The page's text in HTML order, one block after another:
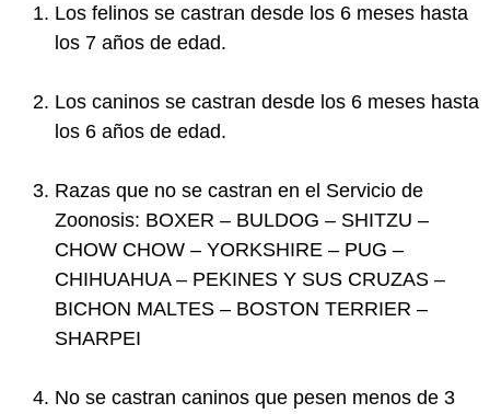
Los felinos se castran desde los 6 meses hasta
los 7 años de edad.
Los caninos se castran desde los 6 meses hasta
los 6 años de edad.
Razas que no se castran en el Servicio de
Zoonosis: BOXER – BULDOG – SHITZU –
CHOW CHOW – YORKSHIRE – PUG –
CHIHUAHUA – PEKINES Y SUS CRUZAS –
BICHON MALTES – BOSTON TERRIER –
SHARPEI
No se castran caninos que pesen menos de 3